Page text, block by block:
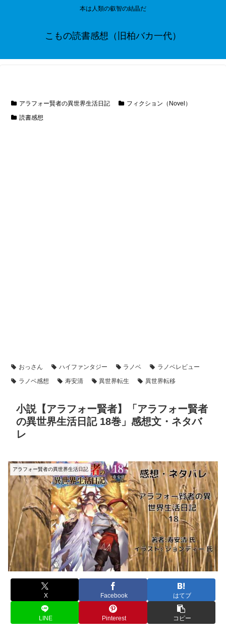
本は人類の叡智の結晶だ
こもの読書感想（旧柏バカ一代）
アラフォー賢者の異世界生活日記
フィクション（Novel）
読書感想
おっさん ハイファンタジー ラノベ
ラノベレビュー
ラノベ感想
寿安清 異世界転生 異世界転移
小説【アラフォー賢者】「アラフォー賢者
の異世界生活日記 18巻」感想文・ネタバ
レ
アラフォー賢者の異世界生活日記
X Facebook はてブ
LINE Pinterest コピー